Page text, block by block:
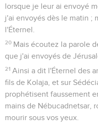
lorsque je leur ai envoyé
j'ai envoyés dès le matin ;
l'Éternel.
20 Mais écoutez la parole
que j'ai envoyés de
21 Ainsi a dit l'Éternel des
fils de Kolaja, et sur
prophétisent faussement
mains de Nébucadnetsar,
mourir sous vos yeux.